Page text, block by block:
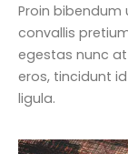
Proin bibendum
convallis
egestas nunc
eros, tincidunt
ligula.